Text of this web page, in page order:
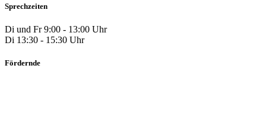
Sprechzeiten
Di und Fr 9:00 - 13:00 Uhr
Di 13:30 - 15:30 Uhr
Fördernde